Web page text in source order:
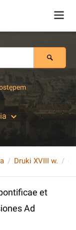
Druki XVIII w.
et
Ad